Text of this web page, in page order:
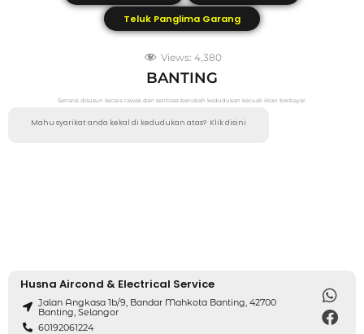
Teluk Panglima Garang
Views: 4,380
BANTING
Senarai disusun secara rawak dan sentiasa berubah kedudukan kecuali iklan berbayar.
Mahu syarikat anda kekal di kedudukan atas? Klik disini
Husna Aircond & Electrical Service
Jalan Angkasa 1b/9, Bandar Mahkota Banting, 42700
Banting, Selangor
60192061224